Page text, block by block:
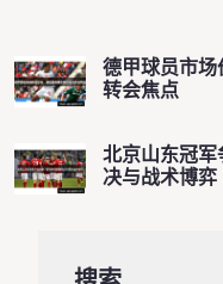
德甲球员市
转会焦点
北京山东冠
决与战术博弈